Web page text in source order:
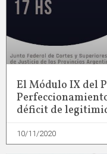
El Módulo IX del
déficit de
10/11/2020